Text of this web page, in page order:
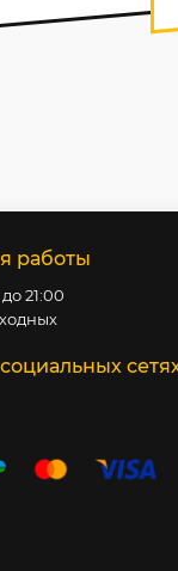
работы
21:00